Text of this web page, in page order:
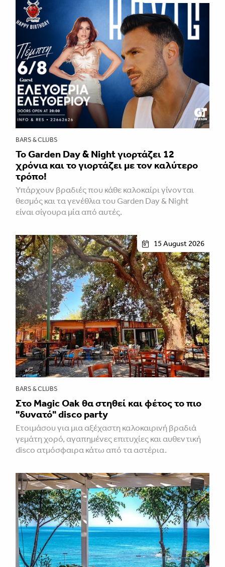
BARS & CLUBS
Το Garden Day & Night γιορτάζει 12
χρόνια και το γιορτάζει με τον καλύτερο
τρόπο!
Υπάρχουν βραδιές που κάθε καλοκαίρι γίνονται
θεσμός και τα γενέθλια του Garden Day & Night
είναι σίγουρα μία από αυτές.
15 August 2026
BARS & CLUBS
Στο Magic Oak θα στηθεί και φέτος το πιο
"δυνατό" disco party
Ετοιμάσου για μια αξέχαστη καλοκαιρινή βραδιά
γεμάτη χορό, αγαπημένες επιτυχίες και αυθεντική
disco ατμόσφαιρα κάτω από τα αστέρια.